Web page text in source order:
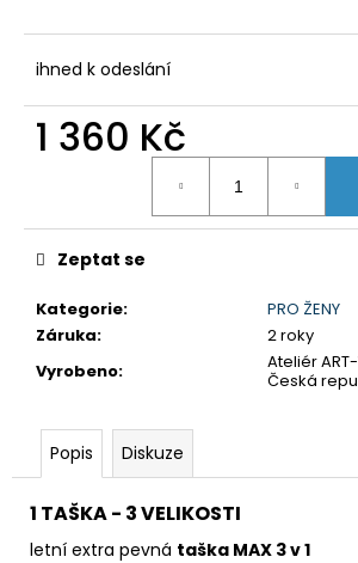
ihned k odeslání
1 360 Kč
Kategorie:
PRO ŽENY
Záruka:
2 roky
Vyrobeno:
Ateliér ART-
Česká
Zeptat se
Popis Diskuze
1 TAŠKA - 3 VELIKOSTI
letní extra pevná taška MAX 3 v 1
p
o
u
e